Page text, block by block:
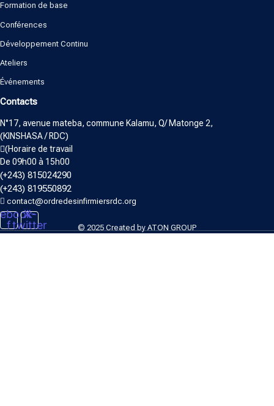
Formation de base
Conférences
Développement Continu
Ateliers
Événements
Contacts
N°17, avenue mateba, commune Kalamu, Q/ Matonge 2,
(KINSHASA / RDC)
(Horaire de travail
De 09h00 à 15h00
(+243) 815024290
(+243) 819550892
contact@ordredesinfirmiersrdc.org
f
X-
twitter
© 2025 Created by ATON GROUP